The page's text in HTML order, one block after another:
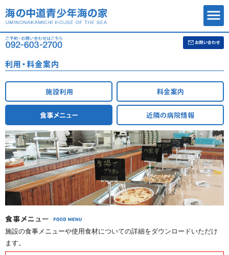
施設の食事メニューや使用食材についての詳細をダウンロードいただけ
ます。